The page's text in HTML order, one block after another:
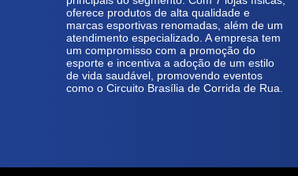
oferece produtos de alta qualidade e
marcas esportivas renomadas, além de um
atendimento especializado. A empresa tem
um compromisso com a promoção do
esporte e incentiva a adoção de um estilo
de vida saudável, promovendo eventos
como o Circuito Brasília de Corrida de Rua.